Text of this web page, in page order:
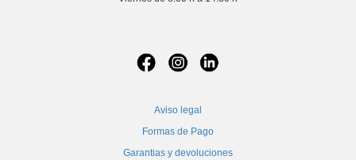
Aviso legal
Formas de Pago
Garantias y devoluciones